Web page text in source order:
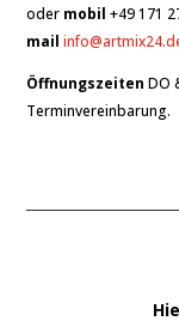
oder mobil +49 171
mail
Öffnungszeiten DO
Terminvereinbarung.